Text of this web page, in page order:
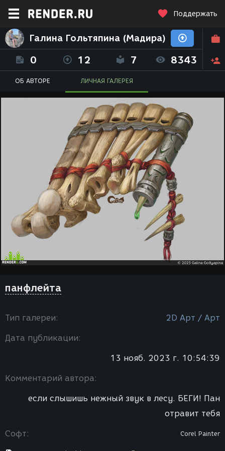
Поддержать
Галина Гольтяпина (Мадира)
0 12 7 8343
ОБ АВТОРЕ ЛИЧНАЯ ГАЛЕРЕЯ
панфлейта
Тип галереи: 2D Арт / Арт
Дата публикации:
13 нояб. 2023 г. 10:54:39
Комментарий автора:
если слышишь нежный звук в лесу. БЕГИ! Пан
отравит тебя
Софт: Corel Painter